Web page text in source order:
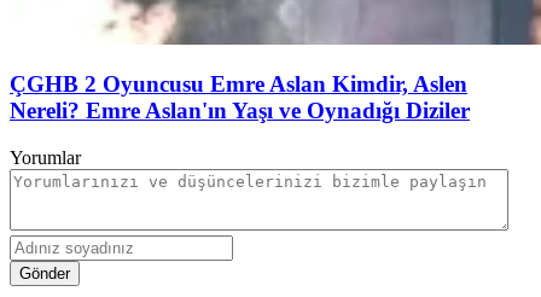
ÇGHB 2 Oyuncusu Emre Aslan Kimdir, Aslen
Nereli? Emre Aslan'ın Yaşı ve Oynadığı Diziler
Yorumlar
Gönder